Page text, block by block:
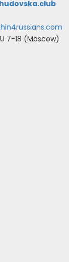
7-18 (Moscow)